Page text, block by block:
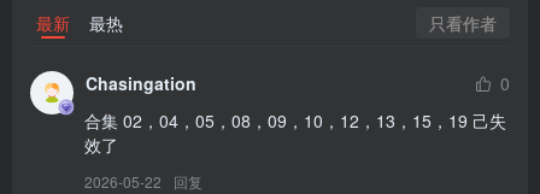
[10.11]
059.安然 – 内购无水印 运动服[91P／990MB]
最新 最热 只看作者
Chasingation
0
合集 02，04，05，08，09，10，12，13，15，19 己失
效了
2026-05-22 回复